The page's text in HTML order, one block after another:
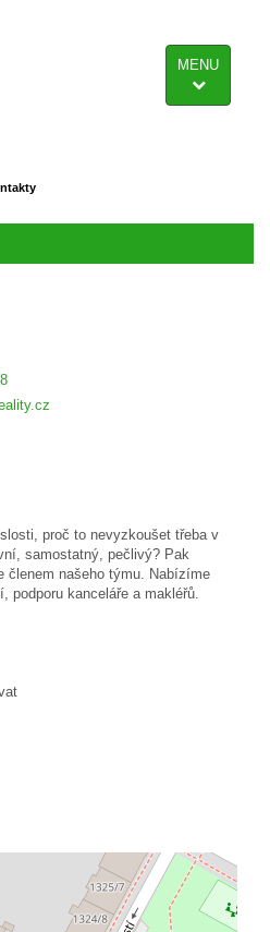
MENU
proč to nevyzkoušet třeba v
samostatný, pečlivý? Pak
členem našeho týmu. Nabízíme
podporu kanceláře a makléřů.